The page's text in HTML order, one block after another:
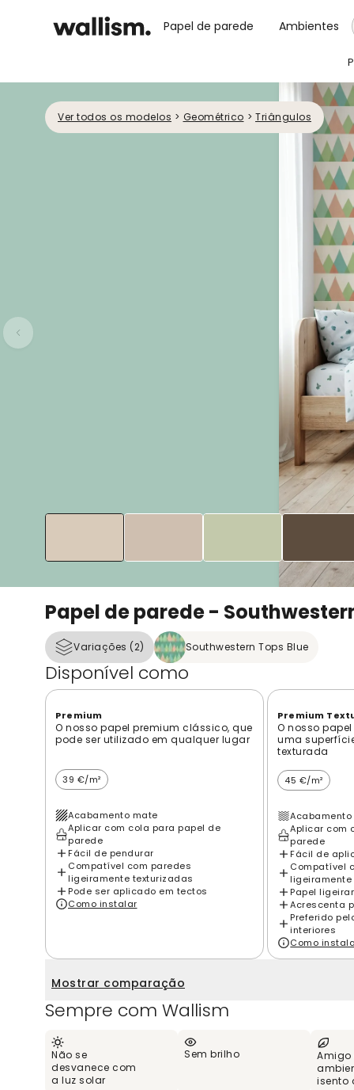
Papel de parede Ambientes
Ver todos os modelos > Geométrico > Triângulos
Papel de parede -
Variações (2) Southwestern Tops Blue
Disponível como
Premium
O nosso papel premium clássico, que
pode ser utilizado em qualquer lugar
39 €/m²
Acabamento mate
Aplicar com cola para papel de
parede
Fácil de pendurar
Compatível com paredes
ligeiramente texturizadas
Pode ser aplicado em tectos
Como instalar
Premium
O nosso
uma
texturada
45 €/m²
Aplicar com
parede
Fácil de
Compatível
Papel
Acrescenta
Preferido
interiores
Como
Mostrar comparação
Sempre com Wallism
Não se
desvanece com
a luz solar
Sem brilho
Amigo
isento